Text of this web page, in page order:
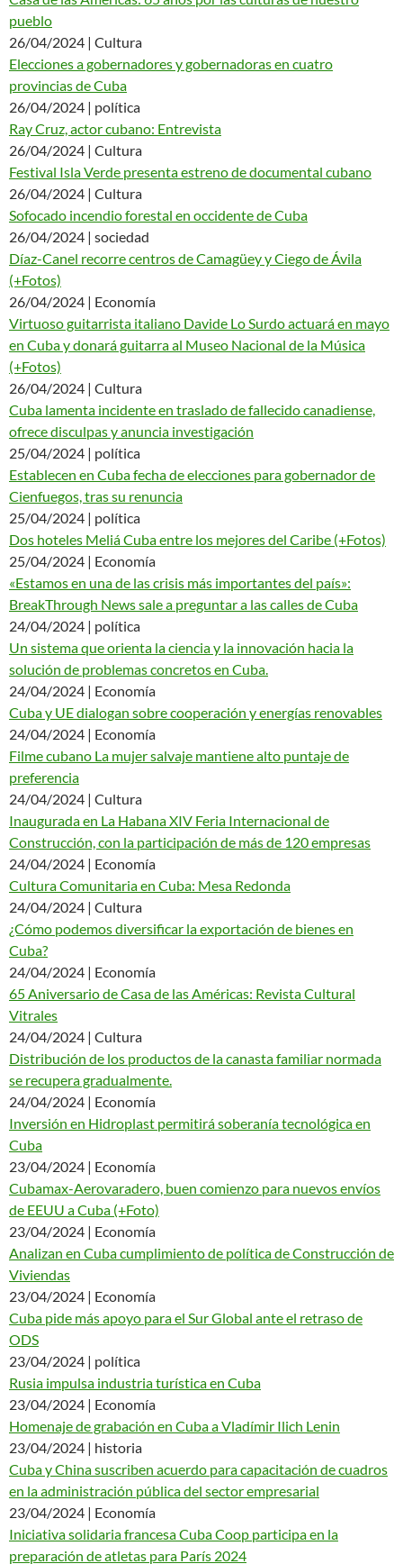
pueblo
26/04/2024 | Cultura
Elecciones a gobernadores y gobernadoras en cuatro
provincias de Cuba
26/04/2024 | política
Ray Cruz, actor cubano: Entrevista
26/04/2024 | Cultura
Festival Isla Verde presenta estreno de documental cubano
26/04/2024 | Cultura
Sofocado incendio forestal en occidente de Cuba
26/04/2024 | sociedad
Díaz-Canel recorre centros de Camagüey y Ciego de Ávila
(+Fotos)
26/04/2024 | Economía
Virtuoso guitarrista italiano Davide Lo Surdo actuará en mayo
en Cuba y donará guitarra al Museo Nacional de la Música
(+Fotos)
26/04/2024 | Cultura
Cuba lamenta incidente en traslado de fallecido canadiense,
ofrece disculpas y anuncia investigación
25/04/2024 | política
Establecen en Cuba fecha de elecciones para gobernador de
Cienfuegos, tras su renuncia
25/04/2024 | política
Dos hoteles Meliá Cuba entre los mejores del Caribe (+Fotos)
25/04/2024 | Economía
«Estamos en una de las crisis más importantes del país»:
BreakThrough News sale a preguntar a las calles de Cuba
24/04/2024 | política
Un sistema que orienta la ciencia y la innovación hacia la
solución de problemas concretos en Cuba.
24/04/2024 | Economía
Cuba y UE dialogan sobre cooperación y energías renovables
24/04/2024 | Economía
Filme cubano La mujer salvaje mantiene alto puntaje de
preferencia
24/04/2024 | Cultura
Inaugurada en La Habana XIV Feria Internacional de
Construcción, con la participación de más de 120 empresas
24/04/2024 | Economía
Cultura Comunitaria en Cuba: Mesa Redonda
24/04/2024 | Cultura
¿Cómo podemos diversificar la exportación de bienes en
Cuba?
24/04/2024 | Economía
65 Aniversario de Casa de las Américas: Revista Cultural
Vitrales
24/04/2024 | Cultura
Distribución de los productos de la canasta familiar normada
se recupera gradualmente.
24/04/2024 | Economía
Inversión en Hidroplast permitirá soberanía tecnológica en
Cuba
23/04/2024 | Economía
Cubamax-Aerovaradero, buen comienzo para nuevos envíos
de EEUU a Cuba (+Foto)
23/04/2024 | Economía
Analizan en Cuba cumplimiento de política de Construcción de
Viviendas
23/04/2024 | Economía
Cuba pide más apoyo para el Sur Global ante el retraso de
ODS
23/04/2024 | política
Rusia impulsa industria turística en Cuba
23/04/2024 | Economía
Homenaje de grabación en Cuba a Vladímir Ilich Lenin
23/04/2024 | historia
Cuba y China suscriben acuerdo para capacitación de cuadros
en la administración pública del sector empresarial
23/04/2024 | Economía
Iniciativa solidaria francesa Cuba Coop participa en la
preparación de atletas para París 2024